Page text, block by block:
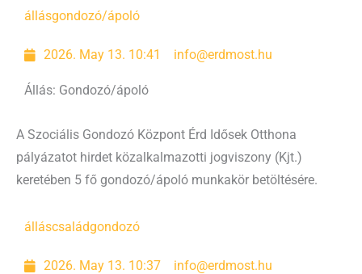
állásgondozó/ápoló
2026. May 13. 10:41 info@erdmost.hu
Állás: Gondozó/ápoló
A Szociális Gondozó Központ Érd Idősek Otthona
pályázatot hirdet közalkalmazotti jogviszony (Kjt.)
keretében 5 fő gondozó/ápoló munkakör betöltésére.
álláscsaládgondozó
2026. May 13. 10:37 info@erdmost.hu